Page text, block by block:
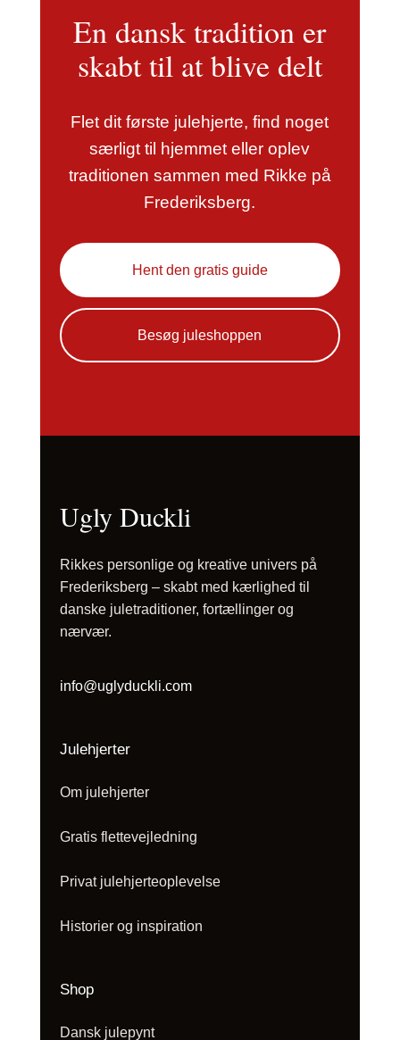
En dansk tradition er
skabt til at blive delt
Flet dit første julehjerte, find noget
særligt til hjemmet eller oplev
traditionen sammen med Rikke på
Frederiksberg.
Hent den gratis guide
Besøg juleshoppen
Ugly Duckli
Rikkes personlige og kreative univers på
Frederiksberg – skabt med kærlighed til
danske juletraditioner, fortællinger og
nærvær.
info@uglyduckli.com
Julehjerter
Om julehjerter
Gratis flettevejledning
Privat julehjerteoplevelse
Historier og inspiration
Shop
Dansk julepynt